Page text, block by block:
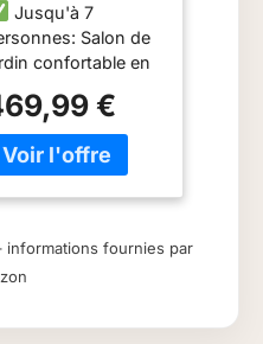
Gris
- avec
Table, 2
et
-
de
de
jusqu'à 7
Grise
Jusqu'à 7
Salon de
confortable en
tendance ; salon
jardin composé
grand canapé,
dans le
sur la terrasse
€
informations fournies par